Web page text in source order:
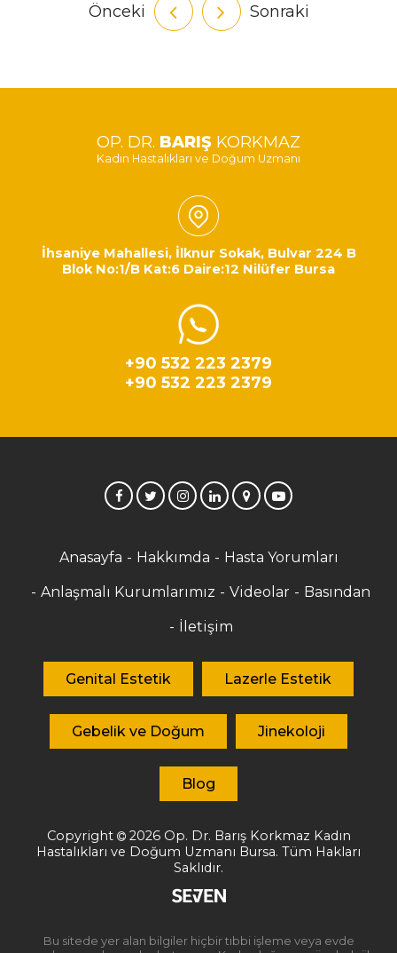
Önceki Sonraki
OP. DR. BARIŞ KORKMAZ
Kadın Hastalıkları ve Doğum Uzmanı
İhsaniye Mahallesi, İlknur Sokak, Bulvar 224 B
Blok No:1/B Kat:6 Daire:12 Nilüfer Bursa
+90 532 223 2379
+90 532 223 2379
Anasayfa Hakkımda Hasta Yorumları
Anlaşmalı Kurumlarımız Videolar Basından
İletişim
Genital Estetik Lazerle Estetik
Gebelik ve Doğum Jinekoloji
Blog
Copyright 2026 Op. Dr. Barış Korkmaz Kadın
Hastalıkları ve Doğum Uzmanı Bursa. Tüm Hakları
Saklıdır.
Bu sitede yer alan bilgiler hiçbir tıbbi işleme veya evde